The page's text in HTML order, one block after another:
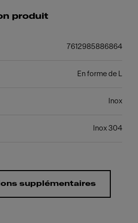
produit
7612985886864
En forme de L
Inox
Inox 304
supplémentaires